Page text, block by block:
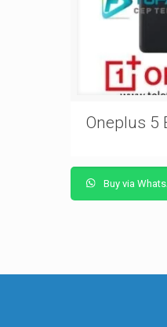
Oneplus 5
Buy via